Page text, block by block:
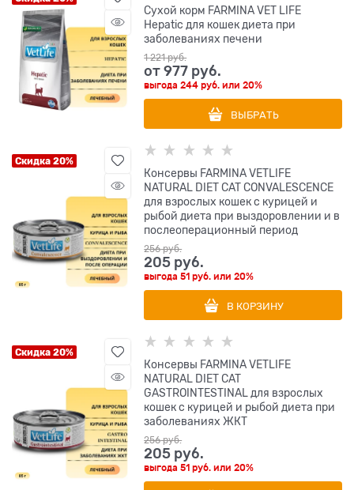
Сухой корм FARMINA VET LIFE
Hepatic для кошек диета при
заболеваниях печени
1 221 руб.
от977 руб.
выгода244 руб. или20%
ВЫБРАТЬ
Скидка 20%
Консервы FARMINA VETLIFE
NATURAL DIET CAT CONVALESCENCE
для взрослых кошек с курицей и
рыбой диета при выздоровлении и в
послеоперационный период
256 руб.
205 руб.
выгода51 руб. или20%
В КОРЗИНУ
Скидка 20%
Консервы FARMINA VETLIFE
NATURAL DIET CAT
GASTROINTESTINAL для взрослых
кошек с курицей и рыбой диета при
заболеваниях ЖКТ
256 руб.
205 руб.
выгода51 руб. или20%